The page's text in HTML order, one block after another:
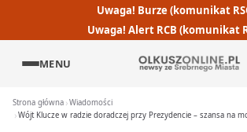
Uwaga! Burze (komunikat
Uwaga! Alert RCB (komunikat
MENU
Strona główna Wiadomości
Wójt Klucze w radzie doradczej przy Prezydencie – szansa na